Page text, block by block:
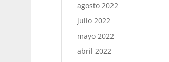
agosto 2022
julio 2022
mayo 2022
abril 2022